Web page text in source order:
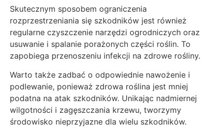
Skutecznym sposobem ograniczenia
rozprzestrzeniania się szkodników jest również
regularne czyszczenie narzędzi ogrodniczych oraz
usuwanie i spalanie porażonych części roślin. To
zapobiega przenoszeniu infekcji na zdrowe rośliny.
Warto także zadbać o odpowiednie nawożenie i
podlewanie, ponieważ zdrowa roślina jest mniej
podatna na atak szkodników. Unikając nadmiernej
wilgotności i zagęszczania krzewu, tworzymy
środowisko nieprzyjazne dla wielu szkodników.